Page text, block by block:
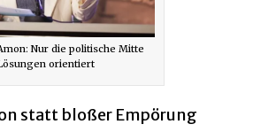
Nur die politische Mitte
orientiert
statt bloßer Empörung